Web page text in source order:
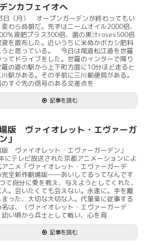
ンカフェイオへ
（月） オープンガーデンが終わってもい
わらぬ朝だ。先ずはニームオイル2000倍、
％液肥プラス300倍、菌の黒汁roses500倍
液を散布した。近いうちに米ぬかボカシ肥料
うと思っている。 今日は尾道松江道を世羅
ってドライブをした。世羅のインターで降り
羅の道の駅から上下町方面に10分ほど走ると
駅がある。その手前に三川郵便局がある。
すぐ先の信号のある交差点を
記事を読む
場版 ヴァイオレット・エヴァーガ
」
版 ヴァイオレット・エヴァーガーデン」
にテレビ放送された京都アニメーションによ
アニメ「ヴァイオレット・エヴァーガーデ
完全新作劇場版――あいしてるってなんです
て自分に愛を教え、与えようとしてくれた、
人。会いたくても会えない。永遠に。手を離
まった、大切な大切な人。代筆業に従事する
は、〈ヴァイオレット・エヴァーガーデ
幼い頃から兵士として戦い、心を育
記事を読む